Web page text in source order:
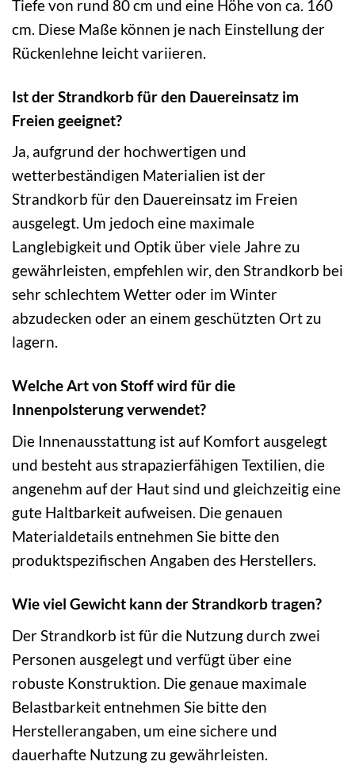
Tiefe von rund 80 cm und eine Höhe von ca. 160
cm. Diese Maße können je nach Einstellung der
Rückenlehne leicht variieren.
Ist der Strandkorb für den Dauereinsatz im
Freien geeignet?
Ja, aufgrund der hochwertigen und
wetterbeständigen Materialien ist der
Strandkorb für den Dauereinsatz im Freien
ausgelegt. Um jedoch eine maximale
Langlebigkeit und Optik über viele Jahre zu
gewährleisten, empfehlen wir, den Strandkorb bei
sehr schlechtem Wetter oder im Winter
abzudecken oder an einem geschützten Ort zu
lagern.
Welche Art von Stoff wird für die
Innenpolsterung verwendet?
Die Innenausstattung ist auf Komfort ausgelegt
und besteht aus strapazierfähigen Textilien, die
angenehm auf der Haut sind und gleichzeitig eine
gute Haltbarkeit aufweisen. Die genauen
Materialdetails entnehmen Sie bitte den
produktspezifischen Angaben des Herstellers.
Wie viel Gewicht kann der Strandkorb tragen?
Der Strandkorb ist für die Nutzung durch zwei
Personen ausgelegt und verfügt über eine
robuste Konstruktion. Die genaue maximale
Belastbarkeit entnehmen Sie bitte den
Herstellerangaben, um eine sichere und
dauerhafte Nutzung zu gewährleisten.